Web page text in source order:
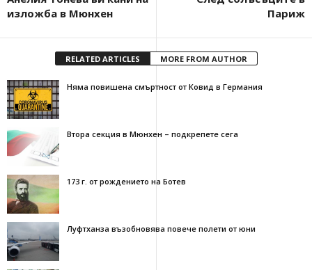
изложба в Мюнхен
Париж
RELATED ARTICLES MORE FROM AUTHOR
Няма повишена смъртност от Ковид в Германия
Втора секция в Мюнхен – подкрепете сега
173 г. от рождението на Ботев
Луфтханза възобновява повече полети от юни